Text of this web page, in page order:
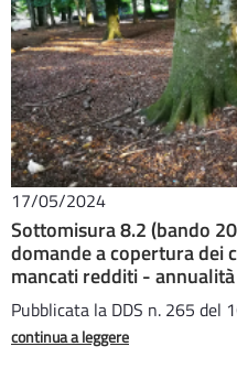
17/05/2024
Sottomisura 8.2 (bando
domande a copertura dei
mancati redditi -
Pubblicata la DDS n. 265 del
continua a leggere